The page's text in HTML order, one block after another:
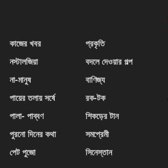
কাজের খবর
নস্টালজিয়া
না-মানুষ
পায়ের তলায় সর্ষে
পালা- পাব্বণ
পুরনো দিনের কথা
পেট পুজো
প্রকৃতি
বদলে দেওয়ার গল্প
বাণিজ্য
রক-টক
শিকড়ের টান
সমপ্রেমী
সিনেস্তান